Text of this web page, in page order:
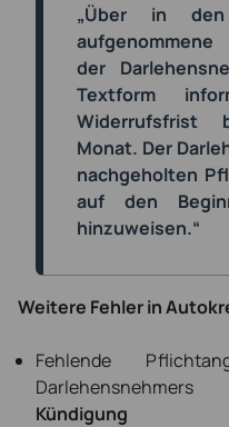
„Über in
der
Textform
Widerrufsfrist
Monat. Der
nachgeholten
auf den
hinzuweisen.“
Weitere Fehler in
Fehlende
Kündigung